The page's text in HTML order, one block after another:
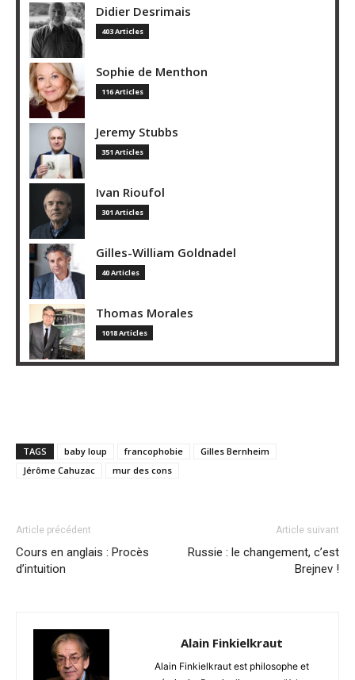
Didier Desrimais
403 Articles
Sophie de Menthon
116 Articles
Jeremy Stubbs
351 Articles
Ivan Rioufol
301 Articles
Gilles-William Goldnadel
40 Articles
Thomas Morales
1018 Articles
TAGS baby loup francophobie
Gilles Bernheim
Jérôme Cahuzac
mur des cons
Article précédent
Cours en anglais : Procès
d’intuition
Article suivant
Russie : le changement, c’est
Brejnev !
Alain Finkielkraut
Alain Finkielkraut est philosophe et